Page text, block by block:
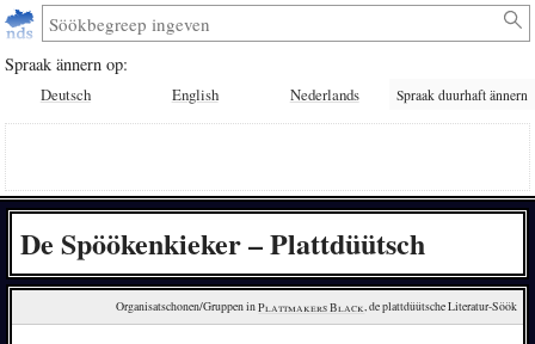
Spraak ännern op:
Deutsch English Nederlands Spraak duurhaft ännern
De Spöökenkieker – Plattdüütsch
Organisatschonen/Gruppen in Plattmakers Black, de plattdüütsche Literatur-Söök